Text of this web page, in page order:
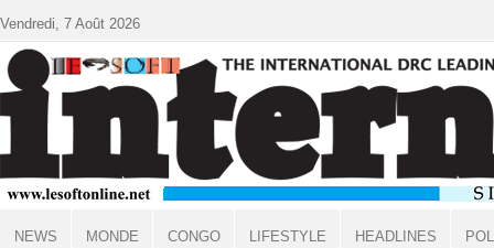
Vendredi, 7 Août 2026
NEWS MONDE CONGO LIFESTYLE HEADLINES